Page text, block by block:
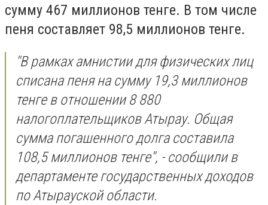
сумму 467 миллионов тенге. В том числе
пеня составляет 98,5 миллионов тенге.
''В рамках амнистии для физических лиц
списана пеня на сумму 19,3 миллионов
тенге в отношении 8 880
налогоплательщиков Атырау. Общая
сумма погашенного долга составила
108,5 миллионов тенге'', - сообщили в
департаменте государственных доходов
по Атырауской области.